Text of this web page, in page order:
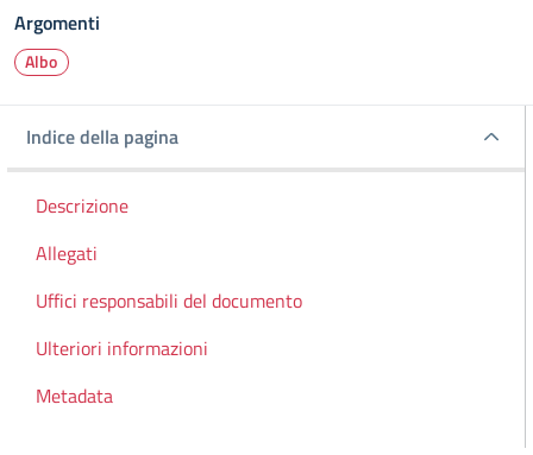
Argomenti
Albo
Indice della pagina
Indice della pagina
Descrizione
Allegati
Uffici responsabili del documento
Ulteriori informazioni
Metadata